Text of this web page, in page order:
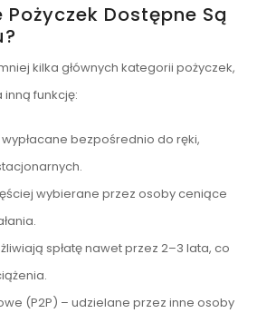
Dostępne Są
kilka głównych kategorii pożyczek,
inną funkcję:
bezpośrednio do ręki,
wybierane przez osoby ceniące
spłatę nawet przez 2–3 lata, co
(P2P) – udzielane przez inne osoby